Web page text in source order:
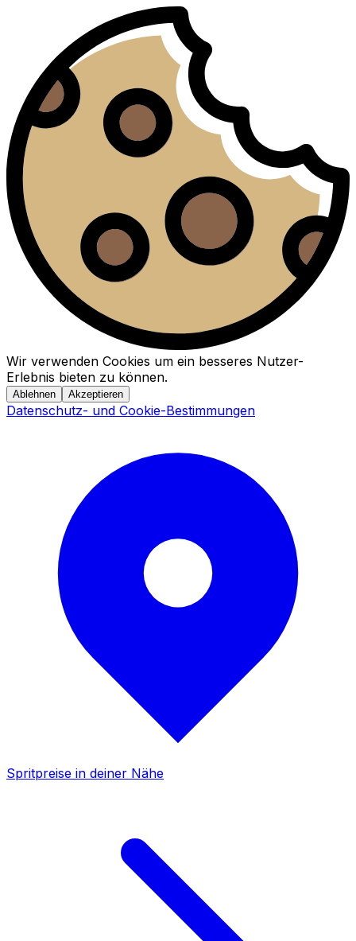
Wir verwenden Cookies um ein besseres Nutzer-
Erlebnis bieten zu können.
Ablehnen Akzeptieren
Datenschutz- und Cookie-Bestimmungen
Spritpreise in deiner Nähe